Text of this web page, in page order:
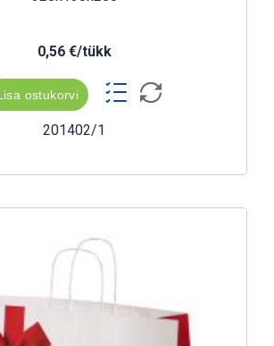
0,56 €/tükk
ostukorvi
201402/1